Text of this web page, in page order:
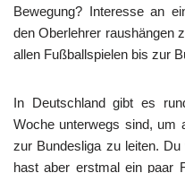
Bewegung? Interesse an
den Oberlehrer raushängen
allen Fußballspielen bis zur
In Deutschland gibt es
Woche unterwegs sind, um
zur Bundesliga zu leiten.
hast aber erstmal ein paar